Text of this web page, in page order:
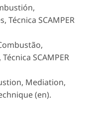
SCAMPER
SCAMPER
Mediation,
(en).